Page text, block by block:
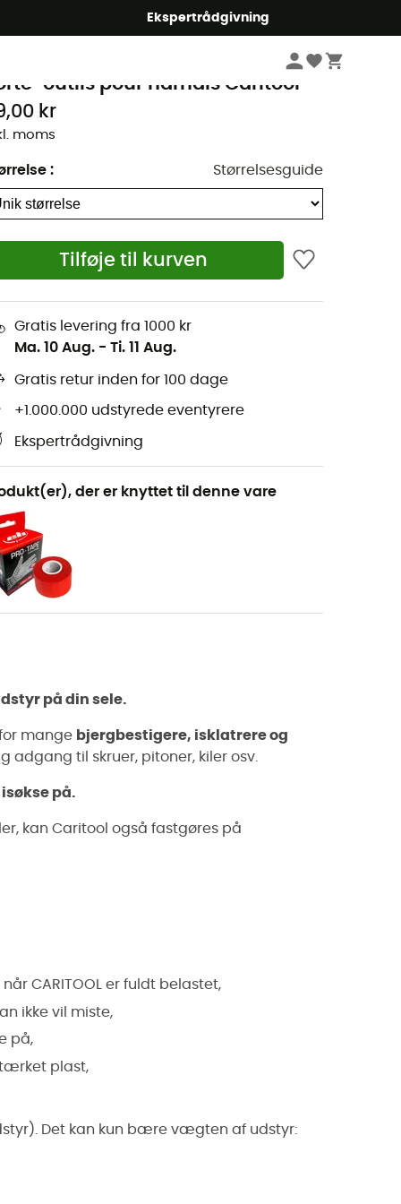
Ekspertrådgivning
Klatreseler herrer
outils pour harnais Caritool
kr
moms
: Størrelsesguide
Tilføje til kurven
Gratis levering fra 1000 kr
Ma. 10 Aug. - Ti. 11 Aug.
Gratis retur inden for 100 dage
+1.000.000 udstyrede eventyrere
Ekspertrådgivning
der er knyttet til denne vare
på din sele.
mange bjergbestigere, isklatrere og
adgang til skruer, pitoner, kiler osv.
på.
, kan Caritool også fastgøres på
CARITOOL er fuldt belastet,
ikke vil miste,
på,
plast,
Det kan kun bære vægten af udstyr: